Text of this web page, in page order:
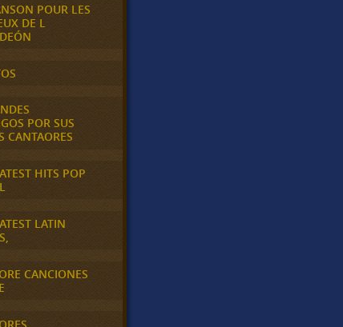
POUR LES
DE L
POR SUS
CANTAORES
HITS POP
LATIN
CANCIONES